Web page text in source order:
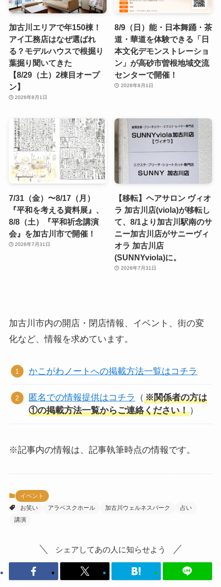
加古川エリアで年150棟！
アイ工務店はなぜ選ばれ
る？モデルハウスで根掘り
葉掘り聞いてきた
【8/29（土）2棟目オープ
ン】
2026年8月1日
8/9（日）能・日本舞踊・茶
道・華道を体験できる「日
本文化デモンストレーショ
ン」が高砂市曽根地域交流
センターで開催！
2026年8月1日
7/31（金）〜8/17（月）
『平和を考える資料展』、
8/8（土）『平和祈念講演
会』を加古川市で開催！
2026年7月31日
【移転】ヘアサロン ヴィオ
ラ 加古川店(viola)が移転し
て、8/1より加古川駅南のサ
ニー加古川店がサニーヴィ
オラ 加古川店
(SUNNYviola)に。
2026年7月31日
加古川市内の開店・閉店情報、イベント、街の変
化など、情報を求めています。
かこがわノートへの掲載方法一覧はコチラ
匿名での情報提供はコチラ （※関係者の方は
①の掲載方法一覧からご連絡ください！ ）
※記事内の情報は、記事執筆時点の情報です。
イベント
お笑い
アラベスクホール 加古川ウェルネスパーク
占い
講演
シェアしてあの人に知らせよう